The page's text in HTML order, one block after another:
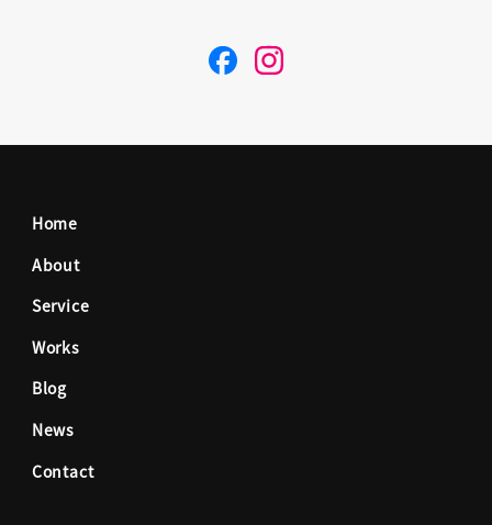
F I
Home
About
Service
Works
Blog
News
Contact